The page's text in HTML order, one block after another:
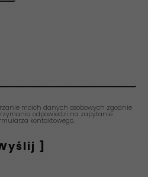
moich danych osobowych zgodnie
odpowiedzi na zapytanie
kontaktowego.